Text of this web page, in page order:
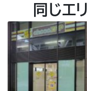
同じエ